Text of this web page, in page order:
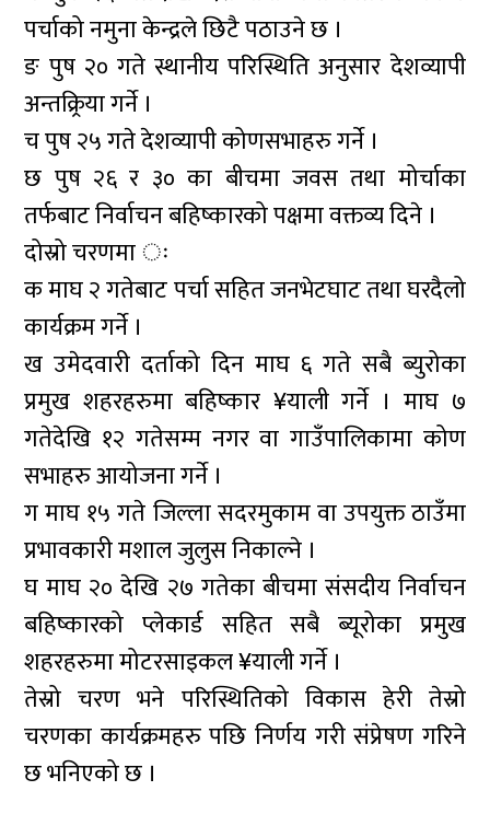
पर्चाको नमुना केन्द्रले छिटै पठाउने छ ।
ङ पुष २० गते स्थानीय परिस्थिति अनुसार देशव्यापी
अन्तक्र्रिया गर्ने ।
च पुष २५ गते देशव्यापी कोणसभाहरु गर्ने ।
छ पुष २६ र ३० का बीचमा जवस तथा मोर्चाका
तर्फबाट निर्वाचन बहिष्कारको पक्षमा वक्तव्य दिने ।
दोस्रो चरणमा ः
क माघ २ गतेबाट पर्चा सहित जनभेटघाट तथा घरदैलो
कार्यक्रम गर्ने ।
ख उमेदवारी दर्ताको दिन माघ ६ गते सबै ब्युरोका
प्रमुख शहरहरुमा बहिष्कार ¥याली गर्ने । माघ ७
गतेदेखि १२ गतेसम्म नगर वा गाउँपालिकामा कोण
सभाहरु आयोजना गर्ने ।
ग माघ १५ गते जिल्ला सदरमुकाम वा उपयुक्त ठाउँमा
प्रभावकारी मशाल जुलुस निकाल्ने ।
घ माघ २० देखि २७ गतेका बीचमा संसदीय निर्वाचन
बहिष्कारको प्लेकार्ड सहित सबै ब्यूरोका प्रमुख
शहरहरुमा मोटरसाइकल ¥याली गर्ने ।
तेस्रो चरण भने परिस्थितिको विकास हेरी तेस्रो
चरणका कार्यक्रमहरु पछि निर्णय गरी संप्रेषण गरिने
छ भनिएको छ ।